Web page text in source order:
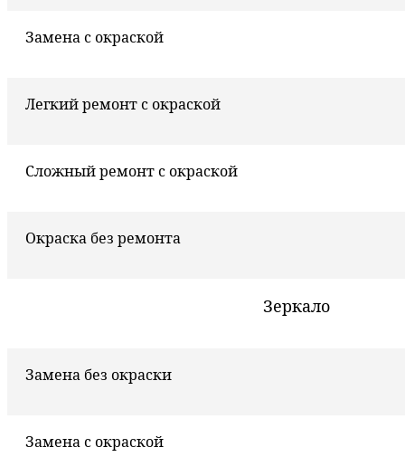
Замена с окраской
Легкий ремонт с окраской
Сложный ремонт с окраской
Окраска без ремонта
Зеркало
Замена без окраски
Замена с окраской